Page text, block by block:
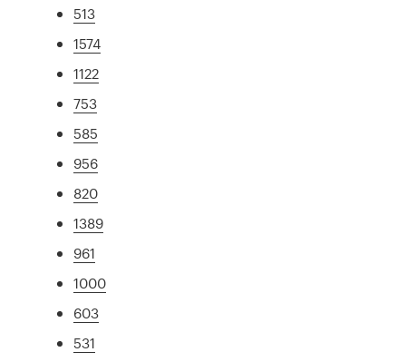
513
1574
1122
753
585
956
820
1389
961
1000
603
531